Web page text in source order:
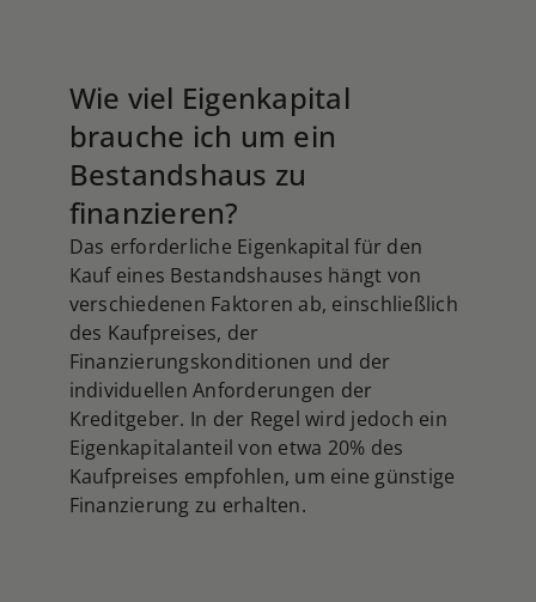
Wie viel Eigenkapital
brauche ich um ein
Bestandshaus zu
finanzieren?
Das erforderliche Eigenkapital für den
Kauf eines Bestandshauses hängt von
verschiedenen Faktoren ab, einschließlich
des Kaufpreises, der
Finanzierungskonditionen und der
individuellen Anforderungen der
Kreditgeber. In der Regel wird jedoch ein
Eigenkapitalanteil von etwa 20% des
Kaufpreises empfohlen, um eine günstige
Finanzierung zu erhalten.